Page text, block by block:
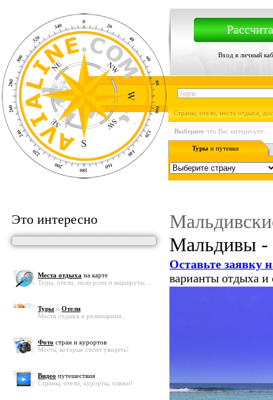
Вход в личный
Страны, отели, места отдыха,
Выберите что Вас интересует:
Туры и путевки
Это интересно
Места отдыха на карте
Туры, отели, экскурсии и маршруты ...
Туры и Отели
Места отдыха и размещения...
Фото стран и курортов
Места, которые стоит увидеть!
Видео путешествия
Страны, отели, курорты, пляжи!
Мальдивы -
Оставьте заявку
варианты отдыха